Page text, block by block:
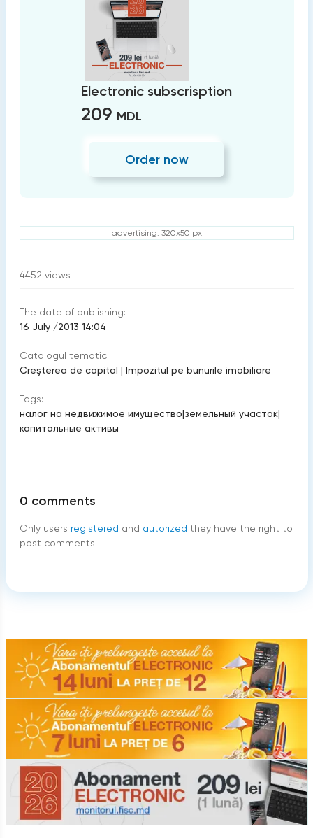
Electronic subscrisption
209 MDL
Order now
advertising: 320x50 px
4452 views
The date of publishing:
16 July /2013 14:04
Catalogul tematic
Creşterea de capital | Impozitul pe bunurile imobiliare
Tags:
налог на недвижимое имущество|земельный участок|
капитальные активы
0 comments
Only users registered and autorized they have the right to
post comments.